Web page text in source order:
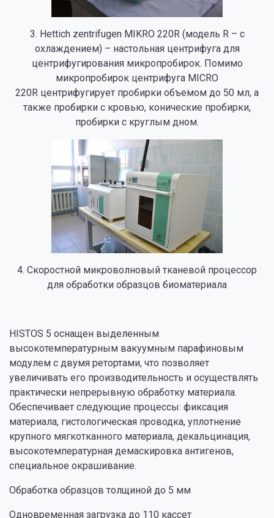
3. Hettich zentrifugen MIKRO 220R (модель R – с
охлаждением) – настольная центрифуга для
центрифугирования микропробирок. Помимо
микропробирок центрифуга MICRO
220R центрифугирует пробирки объемом до 50 мл, а
также пробирки с кровью, конические пробирки,
пробирки с круглым дном.
4. Скоростной микроволновый тканевой процессор
для обработки образцов биоматериала
HISTOS 5 оснащен выделенным
высокотемпературным вакуумным парафиновым
модулем с двумя ретортами, что позволяет
увеличивать его производительность и осуществлять
практически непрерывную обработку материала.
Обеспечивает следующие процессы: фиксация
материала, гистологическая проводка, уплотнение
крупного мягкотканного материала, декальцинация,
высокотемпературная демаскировка антигенов,
специальное окрашивание.
Обработка образцов толщиной до 5 мм
Одновременная загрузка до 110 кассет